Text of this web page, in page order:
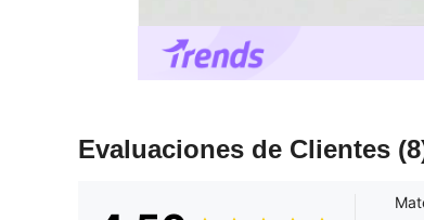
Evaluaciones de Clientes